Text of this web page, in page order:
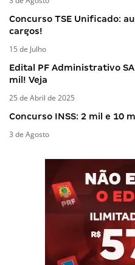
Concurso TSE Unificado:
cargos!
15 de Julho
Edital PF Administrativo
mil! Veja
25 de Abril de 2025
Concurso INSS: 2 mil e 10
3 de Agosto